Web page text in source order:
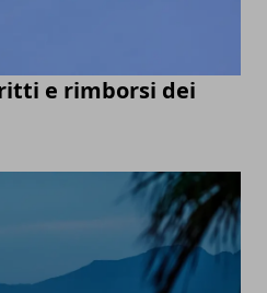
e rimborsi dei